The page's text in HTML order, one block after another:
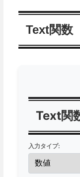
Text関数
Text関
入力タイプ: